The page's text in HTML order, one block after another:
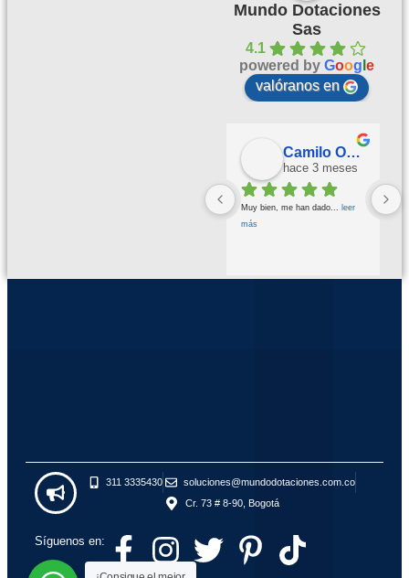
Mundo Dotaciones
Sas
4.1
powered by Goog e
valóranos en
Camilo Ortegón
hace 3 meses
Muy bien, me han dado
leer
más
311 3335430
soluciones@mundodotaciones.com.co
Cr. 73 # 8-90, Bogotá
Síguenos en: